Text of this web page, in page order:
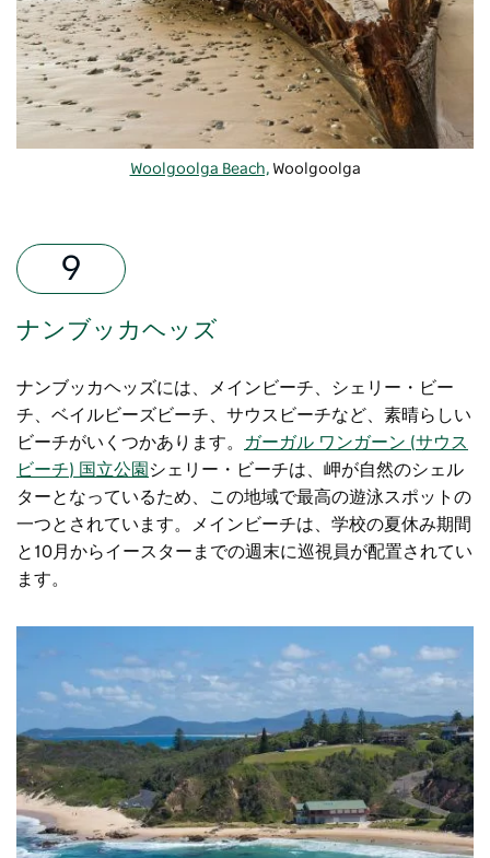
Woolgoolga Beach,Woolgoolga
ナンブッカヘッズ
ナンブッカヘッズには、メインビーチ、シェリー・ビー
チ、ベイルビーズビーチ、サウスビーチなど、素晴らしい
ビーチがいくつかあります。
ガーガル ワンガーン (サウス
ビーチ) 国立公園 シェリー・ビーチは、岬が自然のシェル
ターとなっているため、この地域で最高の遊泳スポットの
一つとされています。メインビーチは、学校の夏休み期間
と10月からイースターまでの週末に巡視員が配置されてい
ます。